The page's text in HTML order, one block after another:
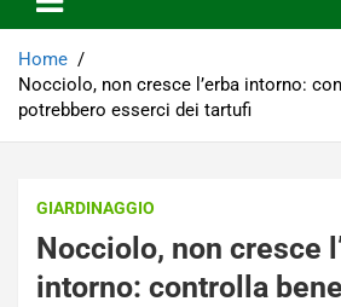
Home
Nocciolo, non cresce l’erba intorno:
potrebbero esserci dei tartufi
GIARDINAGGIO
Nocciolo, non cresce
intorno: controlla